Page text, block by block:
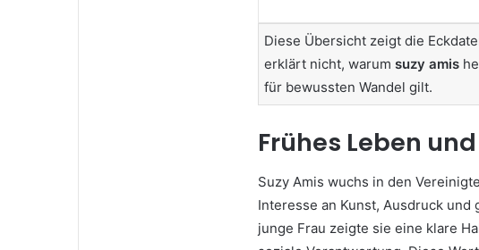
Diese Übersicht zeigt die
erklärt nicht, warum suzy amis
für bewussten Wandel gilt.
Frühes Leben
Suzy Amis wuchs in den
Interesse an Kunst, Ausdruck
junge Frau zeigte sie eine klare